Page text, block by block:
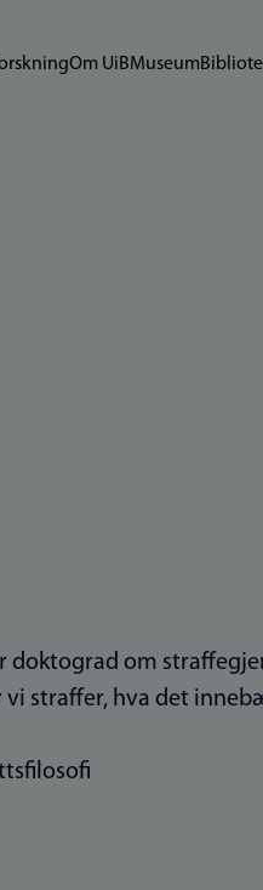
Om UiBMuseum
doktograd om
straffer, hva det